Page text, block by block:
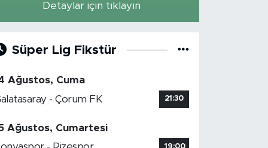
Detaylar için tıklayın
Süper Lig Fikstür
Ağustos, Cuma
- Çorum FK
21:30
Ağustos, Cumartesi
19:00